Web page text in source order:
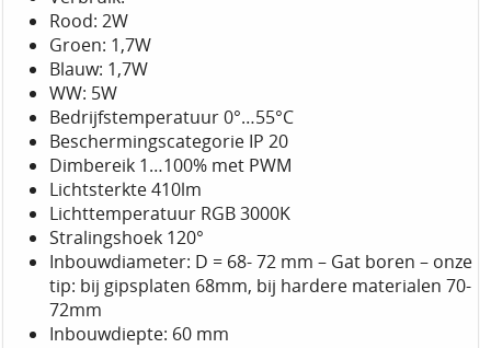
Rood: 2W
Groen: 1,7W
Blauw: 1,7W
WW: 5W
Bedrijfstemperatuur 0°…55°C
Beschermingscategorie IP 20
Dimbereik 1…100% met PWM
Lichtsterkte 410lm
Lichttemperatuur RGB 3000K
Stralingshoek 120°
Inbouwdiameter: D = 68- 72 mm – Gat boren – onze
tip: bij gipsplaten 68mm, bij hardere materialen 70-
72mm
Inbouwdiepte: 60 mm